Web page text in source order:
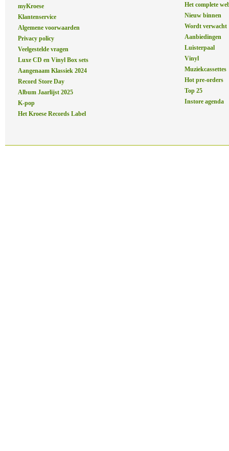
myKroese
Klantenservice
Algemene voorwaarden
Privacy policy
Veelgestelde vragen
Luxe CD en Vinyl Box sets
Aangenaam Klassiek 2024
Record Store Day
Album Jaarlijst 2025
K-pop
Het Kroese Records Label
Het complete
Nieuw binnen
Wordt verwacht
Aanbiedingen
Luisterpaal
Vinyl
Muziekcassettes
Hot pre-orders
Top 25
Instore agenda